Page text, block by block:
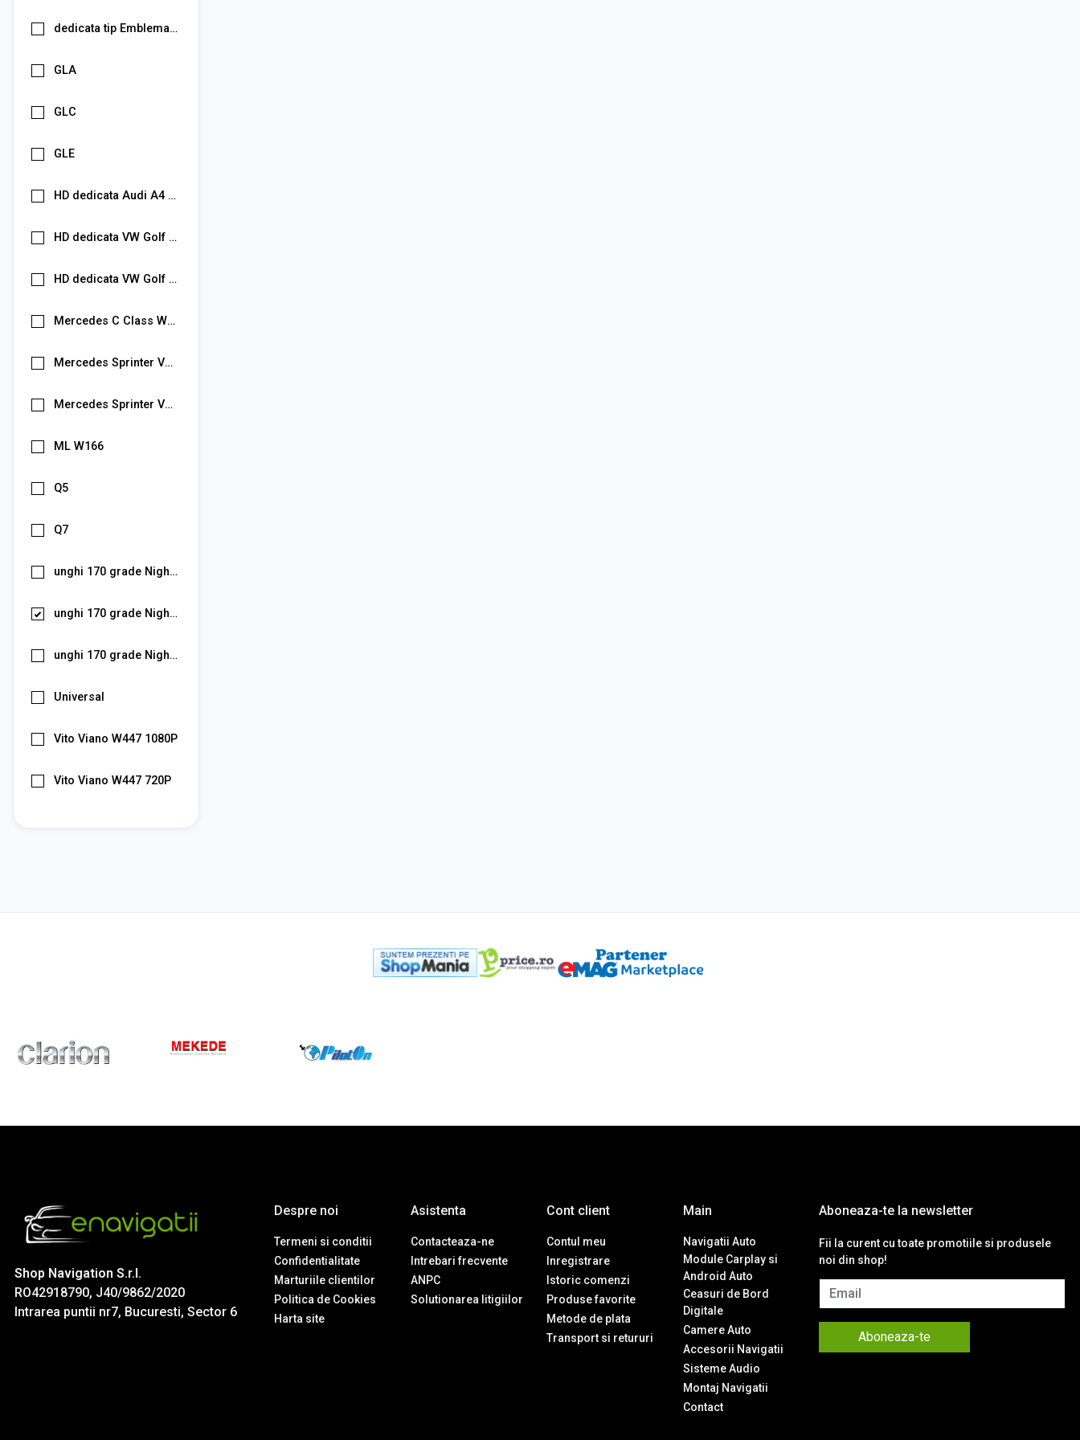
dedicata tip Emblema VW
GLA
GLC
GLE
HD dedicata Audi A4 B9
HD dedicata VW Golf Jetta Passat Sharan Tiguan Touareg Touran / Audi A3 A4 A5 A6 A7 Q3 Q5 1080P
HD dedicata VW Golf Jetta Passat Sharan Tiguan Touareg Touran / Audi A3 A4 A5 A6 A7 Q3 Q5 720P
Mercedes C Class W205
Mercedes Sprinter VW Crafter 1080P (caroserie)
Mercedes Sprinter VW Crafter 2017-2023 (stop frana)
ML W166
Q5
Q7
unghi 170 grade Night Vision Audi A4 B6 A4 B7 A6 C6 4F Q7 4L A3 8P 1080P
unghi 170 grade Night Vision Audi A4 B6 A4 B7 A6 C6 4F Q7 4L A3 8P 720P
unghi 170 grade Night Vision Skoda Octavia 2 Rapid Fabia Superb Yeti Roomster
Universal
Vito Viano W447 1080P
Vito Viano W447 720P
Shop Navigation S.r.l.
RO42918790, J40/9862/2020
Intrarea puntii nr7, Bucuresti, Sector 6
Despre noi
Termeni si conditii
Confidentialitate
Marturiile clientilor
Politica de Cookies
Harta site
Asistenta
Contacteaza-ne
Intrebari frecvente
ANPC
Solutionarea litigiilor
Cont client
Contul meu
Inregistrare
Istoric comenzi
Produse favorite
Metode de plata
Transport si retururi
Main
Navigatii Auto
Module Carplay si
Android Auto
Ceasuri de Bord
Digitale
Camere Auto
Accesorii Navigatii
Sisteme Audio
Montaj Navigatii
Contact
Aboneaza-te la newsletter
Fii la curent cu toate promotiile si produsele
noi din shop!
Email
Aboneaza-te